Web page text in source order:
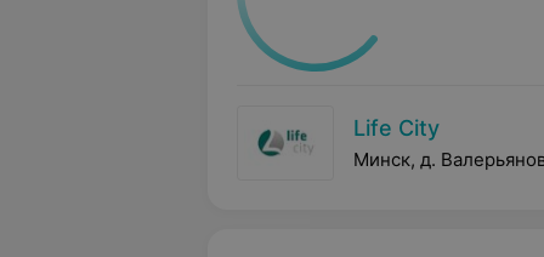
Life City
Минск, д.